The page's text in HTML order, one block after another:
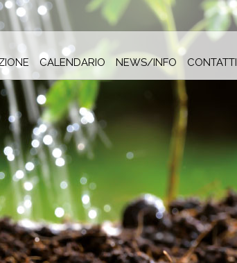
CALENDARIO NEWS/INFO CONTATTI